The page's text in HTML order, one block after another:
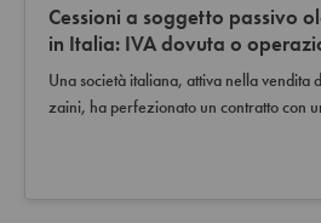
Cessioni a soggetto passivo
in Italia: IVA dovuta o
imponibile?
Una società italiana, attiva nella vendita
zaini, ha perfezionato un contratto con